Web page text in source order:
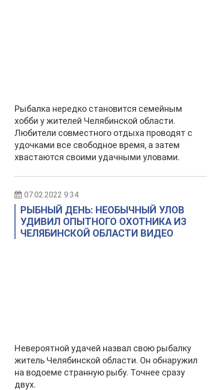
Рыбалка нередко становится семейным
хобби у жителей Челябинской области.
Любители совместного отдыха проводят с
удочками все свободное время, а затем
хвастаются своими удачными уловами.
07.02.2022 9:34
РЫБНЫЙ ДЕНЬ: НЕОБЫЧНЫЙ УЛОВ
УДИВИЛ ОПЫТНОГО ОХОТНИКА ИЗ
ЧЕЛЯБИНСКОЙ ОБЛАСТИ ВИДЕО
Невероятной удачей назвал свою рыбалку
житель Челябинской области. Он обнаружил
на водоеме странную рыбу. Точнее сразу
двух.